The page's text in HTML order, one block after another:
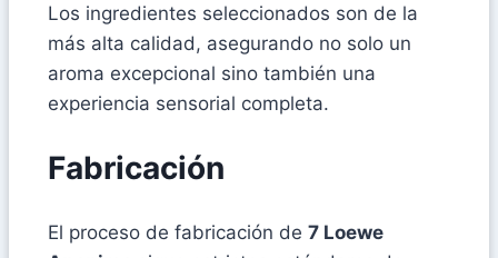
Los ingredientes seleccionados son de la
más alta calidad, asegurando no solo un
aroma excepcional sino también una
experiencia sensorial completa.
Fabricación
El proceso de fabricación de 7 Loewe